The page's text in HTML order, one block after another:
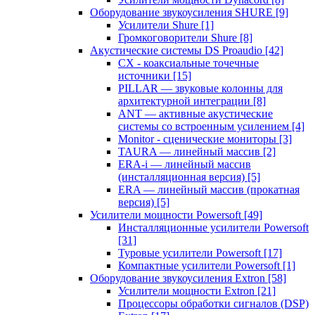
Оборудование звукоусиления SHURE [9]
Усилители Shure [1]
Громкоговорители Shure [8]
Акустические системы DS Proaudio [42]
CX - коаксиальные точечные
источники [15]
PILLAR — звуковые колонны для
архитектурной интеграции [8]
ANT — активные акустические
системы со встроенным усилением [4]
Monitor - сценические мониторы [3]
TAURA — линейный массив [2]
ERA-i — линейный массив
(инсталляционная версия) [5]
ERA — линейный массив (прокатная
версия) [5]
Усилители мощности Powersoft [49]
Инсталляционные усилители Powersoft
[31]
Туровые усилители Powersoft [17]
Компактные усилители Powersoft [1]
Оборудование звукоусиления Extron [58]
Усилители мощности Extron [21]
Процессоры обработки сигналов (DSP)